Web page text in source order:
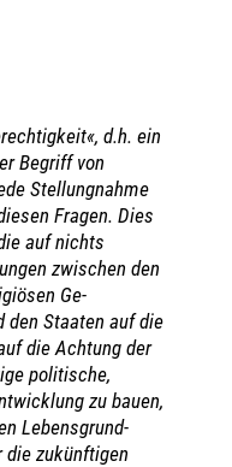
d.h. ein
Begriff von
Stellungnahme
Fragen. Dies
auf nichts
zwischen den
Ge-
den Staaten auf die
die Achtung der
politische,
zu bauen,
Lebensgrund-
die zukünftigen